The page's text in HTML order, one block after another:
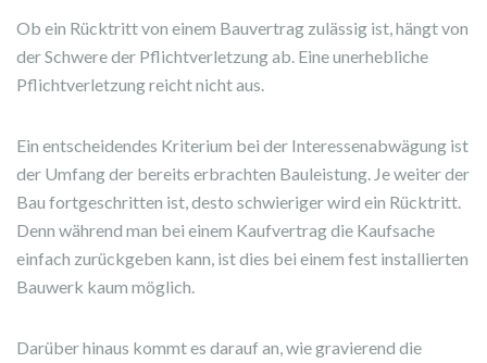
Ob ein Rücktritt von einem Bauvertrag zulässig ist, hängt von
der Schwere der Pflichtverletzung ab. Eine unerhebliche
Pflichtverletzung reicht nicht aus.
Ein entscheidendes Kriterium bei der Interessenabwägung ist
der Umfang der bereits erbrachten Bauleistung. Je weiter der
Bau fortgeschritten ist, desto schwieriger wird ein Rücktritt.
Denn während man bei einem Kaufvertrag die Kaufsache
einfach zurückgeben kann, ist dies bei einem fest installierten
Bauwerk kaum möglich.
Darüber hinaus kommt es darauf an, wie gravierend die